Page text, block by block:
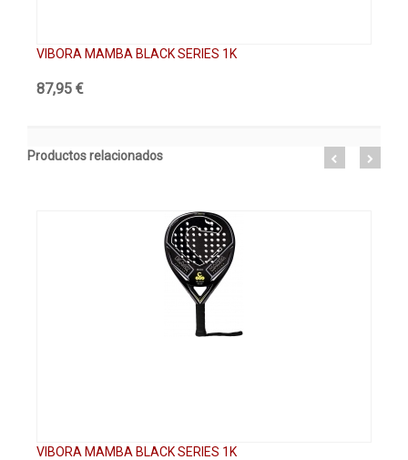
VIBORA MAMBA BLACK SERIES 1K
87,95 €
Productos relacionados
VIBORA MAMBA BLACK SERIES 1K